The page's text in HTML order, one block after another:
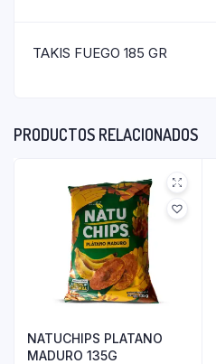
TAKIS FUEGO 185 GR
PRODUCTOS RELACIONADOS
NATUCHIPS PLATANO
MADURO 135G